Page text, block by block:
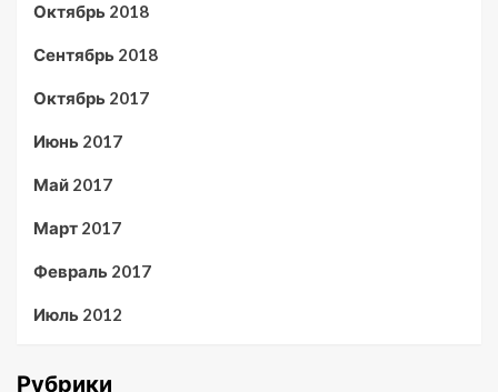
Октябрь 2018
Сентябрь 2018
Октябрь 2017
Июнь 2017
Май 2017
Март 2017
Февраль 2017
Июль 2012
Рубрики